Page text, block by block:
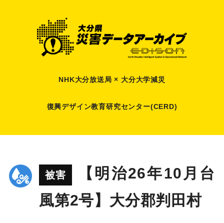
NHK大分放送局 × 大分大学減災
復興デザイン教育研究センター(CERD)
被害
【明治26年10月台
風第2号】大分郡判田村